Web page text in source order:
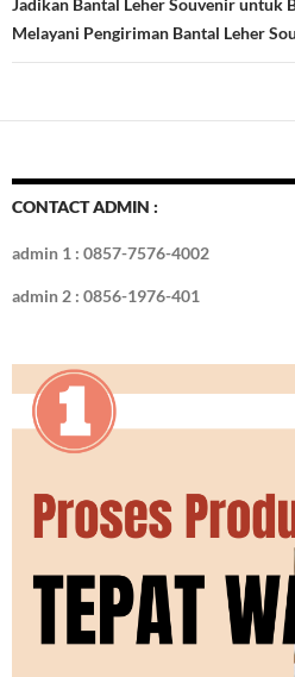
Jadikan Bantal Leher Souvenir untuk
Melayani Pengiriman Bantal Leher
CONTACT ADMIN :
admin 1 : 0857-7576-4002
admin 2 : 0856-1976-401